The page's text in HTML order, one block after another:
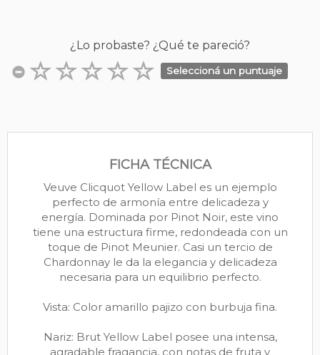
¿Lo probaste? ¿Qué te pareció?
Seleccioná un puntuaje
FICHA TÉCNICA
Veuve Clicquot Yellow Label es un ejemplo
perfecto de armonía entre delicadeza y
energía. Dominada por Pinot Noir, este vino
tiene una estructura firme, redondeada con un
toque de Pinot Meunier. Casi un tercio de
Chardonnay le da la elegancia y delicadeza
necesaria para un equilibrio perfecto.
Vista: Color amarillo pajizo con burbuja fina.
Nariz: Brut Yellow Label posee una intensa,
agradable fragancia, con notas de fruta y